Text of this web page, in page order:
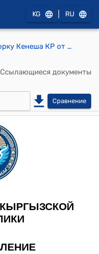
KG RU
Постановление Жогорку Кенеша КР от 19 января 2013 года № 2693-V "О принятии Закона Кыргызской Республики "О внесении дополнений и изменений в Гражданский кодекс Кыргызской Республики"
Ссылающиеся документы
Сравнение